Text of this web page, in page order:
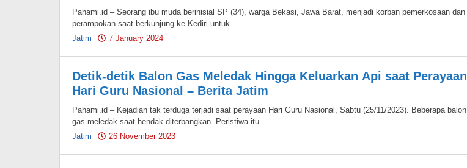
Pahami.id – Seorang ibu muda berinisial SP (34), warga Bekasi, Jawa Barat, menjadi korban pemerkosaan dan
perampokan saat berkunjung ke Kediri untuk
Jatim
7 January 2024
Detik-detik Balon Gas Meledak Hingga Keluarkan Api saat Perayaan
Hari Guru Nasional – Berita Jatim
Pahami.id – Kejadian tak terduga terjadi saat perayaan Hari Guru Nasional, Sabtu (25/11/2023). Beberapa balon
gas meledak saat hendak diterbangkan. Peristiwa itu
Jatim
26 November 2023